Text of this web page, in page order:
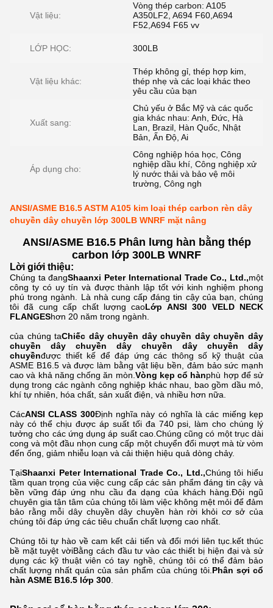
Vật liệu:
Vòng thép carbon: A105
A350LF2, A694 F60,A694
F52,A694 F65 vv
LỚP HỌC: 300LB
Vật liệu khác:
Thép không gỉ, thép hợp kim,
thép nhẹ và các loại khác theo
yêu cầu của bạn
Xuất sang:
Chủ yếu ở Bắc Mỹ và các quốc
gia khác nhau: Anh, Đức, Hà
Lan, Brazil, Hàn Quốc, Nhật
Bản, Ấn Độ, Ai
Áp dụng cho:
Công nghiệp hóa học, Công
nghiệp dầu khí, Công nghiệp xử
lý nước thải và bảo vệ môi
trường, Công ngh
ANSI/ASME B16.5 ASTM A105 kim loại thép carbon rèn dây
chuyền dây chuyền lớp 300LB WNRF mặt nâng
ANSI/ASME B16.5 Phân lưng hàn bằng thép
carbon lớp 300LB WNRF
Lời giới thiệu:
Chúng ta đangShaanxi Peter International Trade Co., Ltd.,một
công ty có uy tín và được thành lập tốt với kinh nghiệm phong
phú trong ngành.
Là nhà cung cấp đáng tin cậy của bạn, chúng
tôi đã cung cấp chất lượng caoLớp ANSI 300 VELD NECK
FLANGEShơn 20 năm trong ngành.
của chúng taChiếc dây chuyền dây chuyền dây chuyền dây
chuyền dây chuyền dây chuyền dây chuyền dây
chuyềnđược thiết kế để đáp ứng các thông số kỹ thuật của
ASME B16.5 và được làm bằng vật liệu bền, đảm bảo sức mạnh
cao và khả năng chống ăn mòn. Vòng kẹp cổ hànphù hợp để sử
dụng trong các ngành công nghiệp khác nhau, bao gồm dầu mỏ,
khí tự nhiên, hóa chất, sản xuất điện, và nhiều hơn nữa.
CácANSI CLASS 300Định nghĩa này có nghĩa là các miếng kẹp
này có thể chịu được áp suất tối đa 740 psi, làm cho chúng lý
tưởng cho các ứng dụng áp suất cao.Chúng cũng có một trục dài
cong và một đầu nhọn cung cấp một chuyển đổi mượt mà từ vòm
đến ống, giảm nhiễu loạn và cải thiện hiệu quả dòng chảy.
TạiShaanxi Peter International Trade Co., Ltd.,Chúng tôi hiểu
tầm quan trọng của việc cung cấp các sản phẩm đáng tin cậy và
bền vững đáp ứng nhu cầu đa dạng của khách hàng.Đội ngũ
chuyên gia tận tâm của chúng tôi làm việc không mệt mỏi để đảm
bảo rằng mỗi dây chuyền dây chuyền hàn rời khỏi cơ sở của
chúng tôi đáp ứng các tiêu chuẩn chất lượng cao nhất.
Chúng tôi tự hào về cam kết cải tiến và đổi mới liên tục.kết thúc
bề mặt tuyệt vờiBằng cách đầu tư vào các thiết bị hiện đại và sử
dụng các kỹ thuật viên có tay nghề, chúng tôi có thể đảm bảo
chất lượng nhất quán của sản phẩm của chúng tôi. Phân sợi cổ
hàn ASME B16.5 lớp 300